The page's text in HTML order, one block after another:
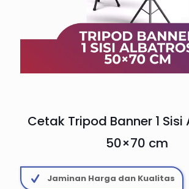
Cetak Tripod Banner 1
50×70 cm
Jaminan Harga dan Kualitas